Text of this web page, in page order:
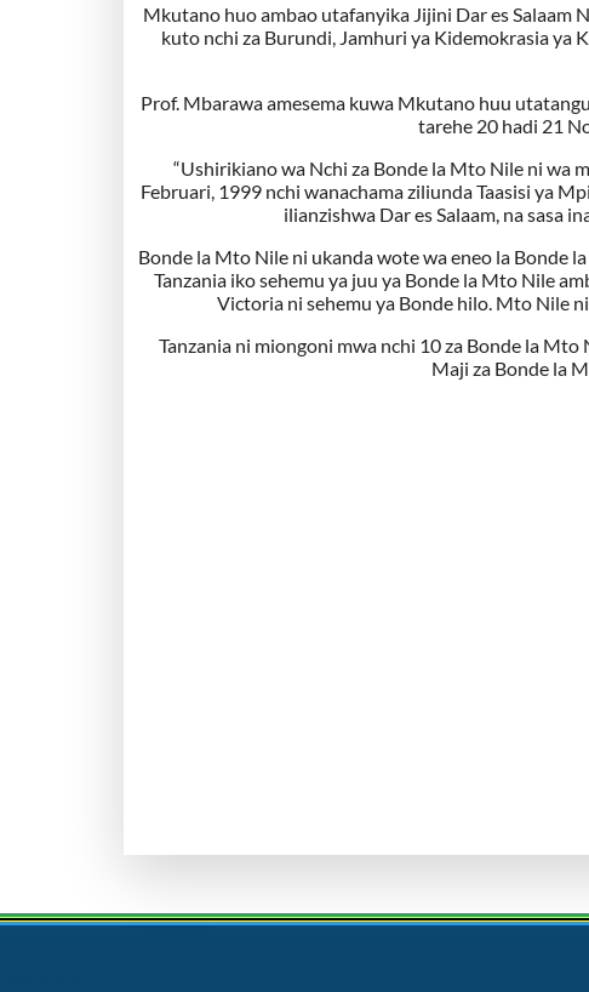
Mkutano huo ambao utafanyika Jijini Dar es Salaam
kuto nchi za Burundi, Jamhuri ya Kidemokrasia ya
Prof. Mbarawa amesema kuwa Mkutano huu
tarehe 20 hadi 21
“Ushirikiano wa Nchi za Bonde la Mto Nile ni wa
Februari, 1999 nchi wanachama ziliunda Taasisi ya
ilianzishwa Dar es Salaam, na sasa
Bonde la Mto Nile ni ukanda wote wa eneo la Bonde
Tanzania iko sehemu ya juu ya Bonde la Mto Nile
Victoria ni sehemu ya Bonde hilo. Mto Nile
Tanzania ni miongoni mwa nchi 10 za Bonde la
Maji za Bonde la